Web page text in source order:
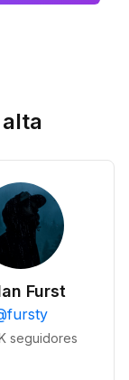
Furst
fursty
seguidores